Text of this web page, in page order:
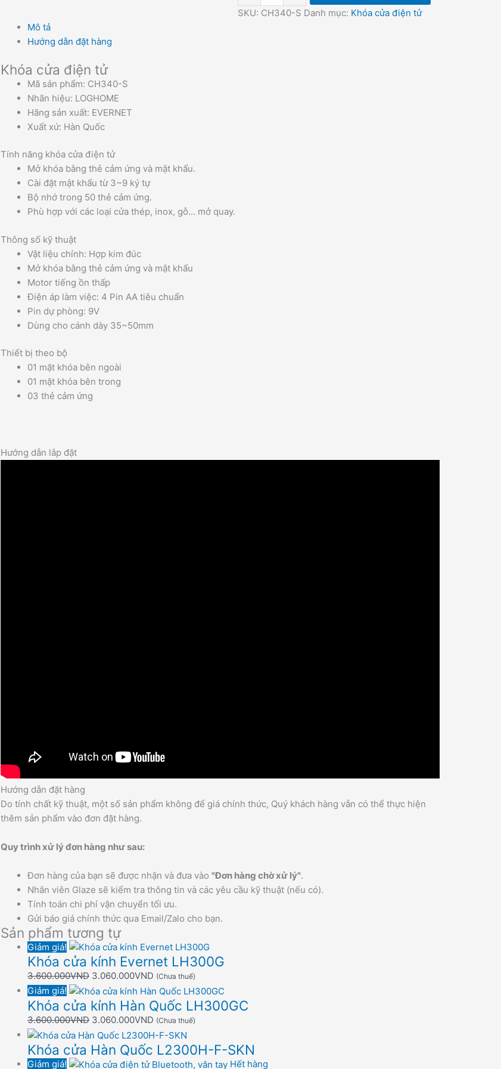
SKU: CH340-S Danh mục: Khóa cửa điện tử
Mô tả
Hướng dẫn đặt hàng
Khóa cửa điện tử
Mã sản phẩm: CH340-S
Nhãn hiệu: LOGHOME
Hãng sản xuất: EVERNET
Xuất xứ: Hàn Quốc
Tính năng khóa cửa điện tử
Mở khóa bằng thẻ cảm ứng và mật khẩu.
Cài đặt mật khẩu từ 3~9 ký tự
Bộ nhớ trong 50 thẻ cảm ứng.
Phù hợp với các loại cửa thép, inox, gỗ… mở quay.
Thông số kỹ thuật
Vật liệu chính: Hợp kim đúc
Mở khóa bằng thẻ cảm ứng và mật khẩu
Motor tiếng ồn thấp
Điện áp làm việc: 4 Pin AA tiêu chuẩn
Pin dự phòng: 9V
Dùng cho cánh dày 35~50mm
Thiết bị theo bộ
01 mặt khóa bên ngoài
01 mặt khóa bên trong
03 thẻ cảm ứng
Hướng dẫn lắp đặt
Hướng dẫn đặt hàng
Do tính chất kỹ thuật, một số sản phẩm không để giá chính thức, Quý khách hàng vẫn có thể thực hiện
thêm sản phẩm vào đơn đặt hàng.
Quy trình xử lý đơn hàng như sau:
Đơn hàng của bạn sẽ được nhận và đưa vào "Đơn hàng chờ xử lý".
Nhân viên Glaze sẽ kiểm tra thông tin và các yêu cầu kỹ thuật (nếu có).
Tính toán chi phí vận chuyển tối ưu.
Gửi báo giá chính thức qua Email/Zalo cho bạn.
Sản phẩm tương tự
Giảm giá!
Khóa cửa kính Evernet LH300G
3.600.000VND 3.060.000VND (Chưa thuế)
Giảm giá!
Khóa cửa kính Hàn Quốc LH300GC
3.600.000VND 3.060.000VND (Chưa thuế)
Khóa cửa Hàn Quốc L2300H-F-SKN
Giảm giá! Hết hàng